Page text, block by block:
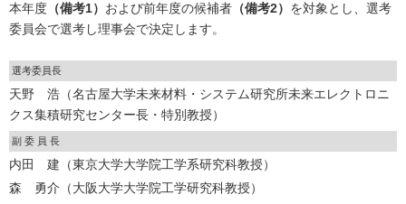
本年度 （備考1） および前年度の候補者 （備考2） を対象とし、選考
委員会で選考し理事会で決定します。
選考委員長
天野 浩（名古屋大学未来材料・システム研究所未来エレクトロニ
クス集積研究センター長・特別教授）
副 委 員 長
内田 建（東京大学大学院工学系研究科教授）
森 勇介（大阪大学大学院工学研究科教授）